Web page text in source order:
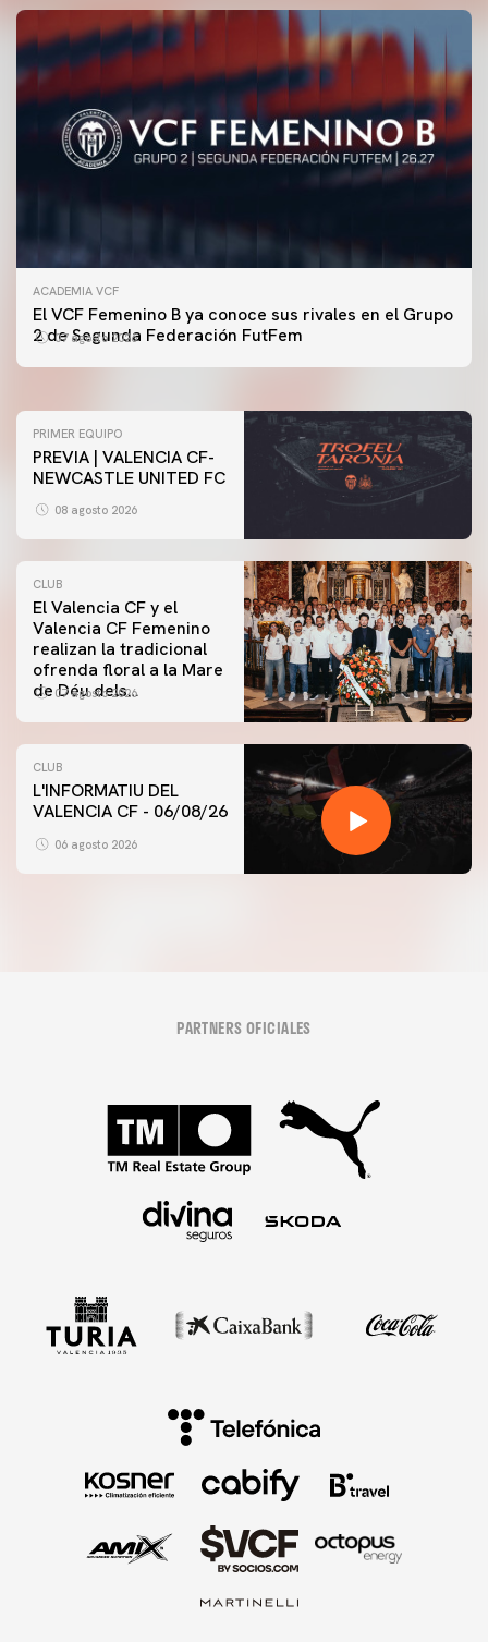
ACADEMIA VCF
El VCF Femenino B ya conoce sus rivales en el Grupo
2 de Segunda Federación FutFem
07 agosto 2026
PRIMER EQUIPO
ENTRENAMIENTO DEL VALENCIA CF 7/8/2026
PRIMER EQUIPO
PREVIA | VALENCIA CF-
NEWCASTLE UNITED FC
08 agosto 2026
CLUB
El Valencia CF y el
Valencia CF Femenino
realizan la tradicional
ofrenda floral a la Mare
de Déu dels
07 agosto 2026
CLUB
L'INFORMATIU DEL
VALENCIA CF - 06/08/26
06 agosto 2026
PARTNERS OFICIALES